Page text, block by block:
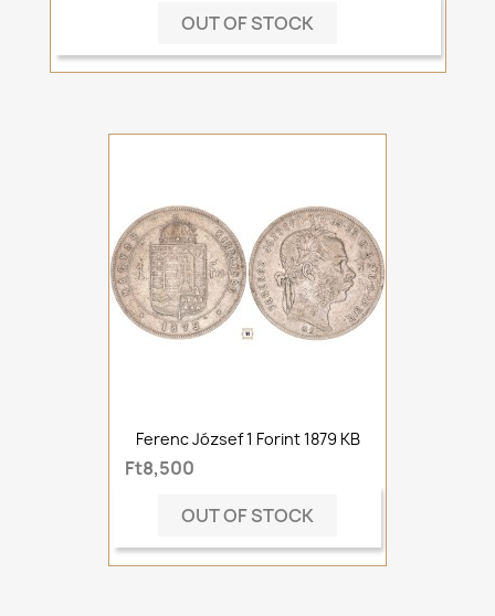
OUT OF STOCK
Ferenc József 1 Forint 1879 KB
Ft8,500
OUT OF STOCK